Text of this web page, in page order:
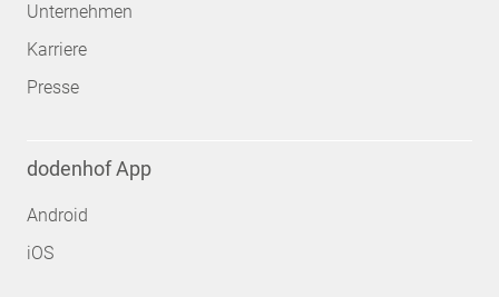
Unternehmen
Karriere
Presse
dodenhof App
Android
iOS